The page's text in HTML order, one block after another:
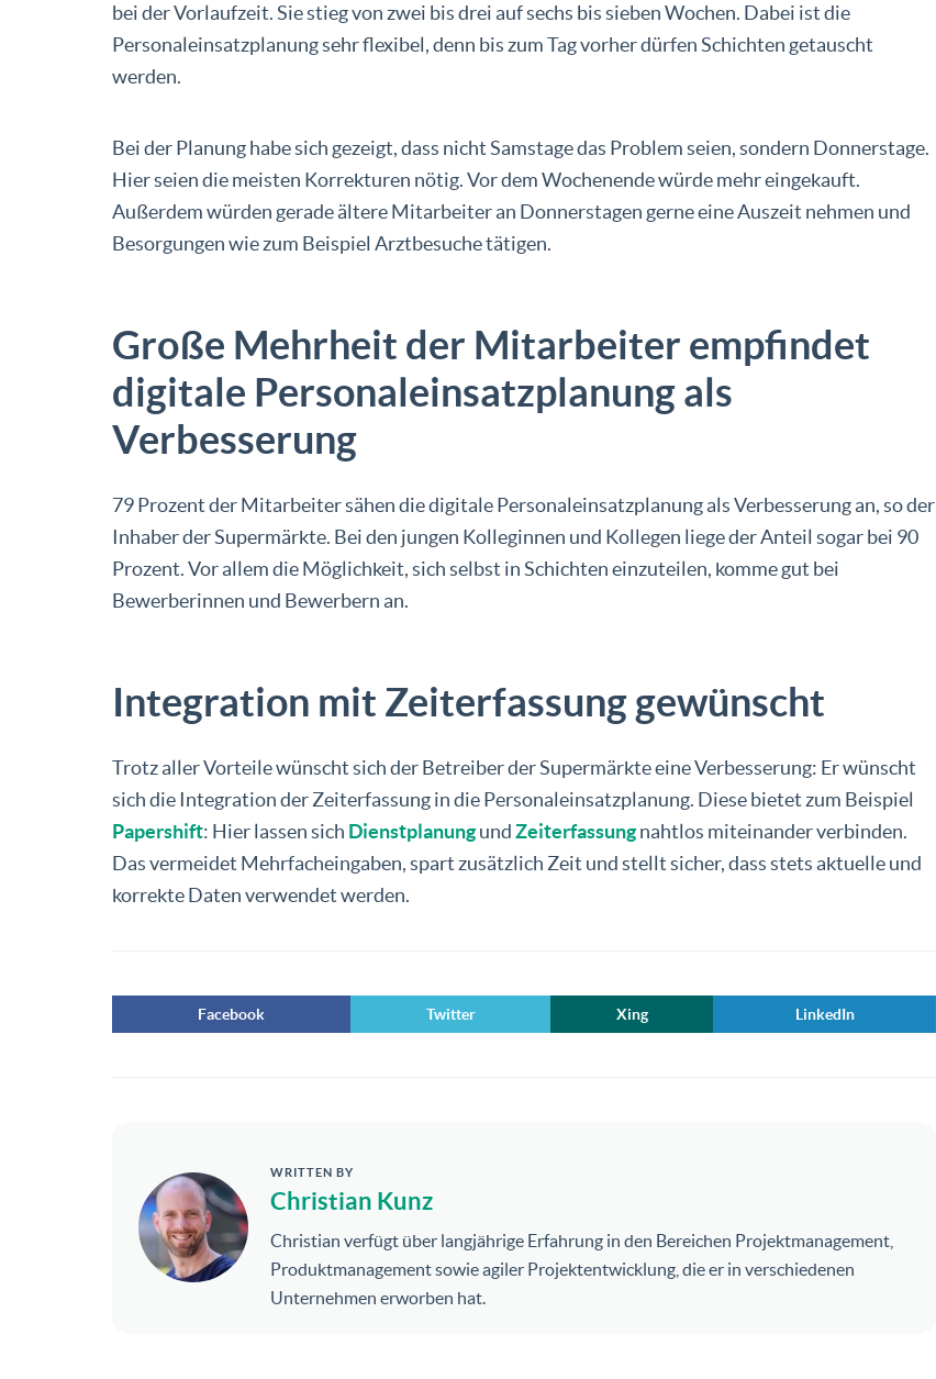
bei der Vorlaufzeit. Sie stieg von zwei bis drei auf sechs bis sieben Wochen. Dabei ist die
Personaleinsatzplanung sehr flexibel, denn bis zum Tag vorher dürfen Schichten getauscht
werden.
Bei der Planung habe sich gezeigt, dass nicht Samstage das Problem seien, sondern Donnerstage.
Hier seien die meisten Korrekturen nötig. Vor dem Wochenende würde mehr eingekauft.
Außerdem würden gerade ältere Mitarbeiter an Donnerstagen gerne eine Auszeit nehmen und
Besorgungen wie zum Beispiel Arztbesuche tätigen.
Große Mehrheit der Mitarbeiter empfindet
digitale Personaleinsatzplanung als
Verbesserung
79 Prozent der Mitarbeiter sähen die digitale Personaleinsatzplanung als Verbesserung an, so der
Inhaber der Supermärkte. Bei den jungen Kolleginnen und Kollegen liege der Anteil sogar bei 90
Prozent. Vor allem die Möglichkeit, sich selbst in Schichten einzuteilen, komme gut bei
Bewerberinnen und Bewerbern an.
Integration mit Zeiterfassung gewünscht
Trotz aller Vorteile wünscht sich der Betreiber der Supermärkte eine Verbesserung: Er wünscht
sich die Integration der Zeiterfassung in die Personaleinsatzplanung. Diese bietet zum Beispiel
Papershift: Hier lassen sich DienstplanungundZeiterfassungnahtlos miteinander verbinden.
Das vermeidet Mehrfacheingaben, spart zusätzlich Zeit und stellt sicher, dass stets aktuelle und
korrekte Daten verwendet werden.
Facebook Twitter Xing LinkedIn
WRITTEN BY
Christian Kunz
Christian verfügt über langjährige Erfahrung in den Bereichen Projektmanagement,
Produktmanagement sowie agiler Projektentwicklung, die er in verschiedenen
Unternehmen erworben hat.